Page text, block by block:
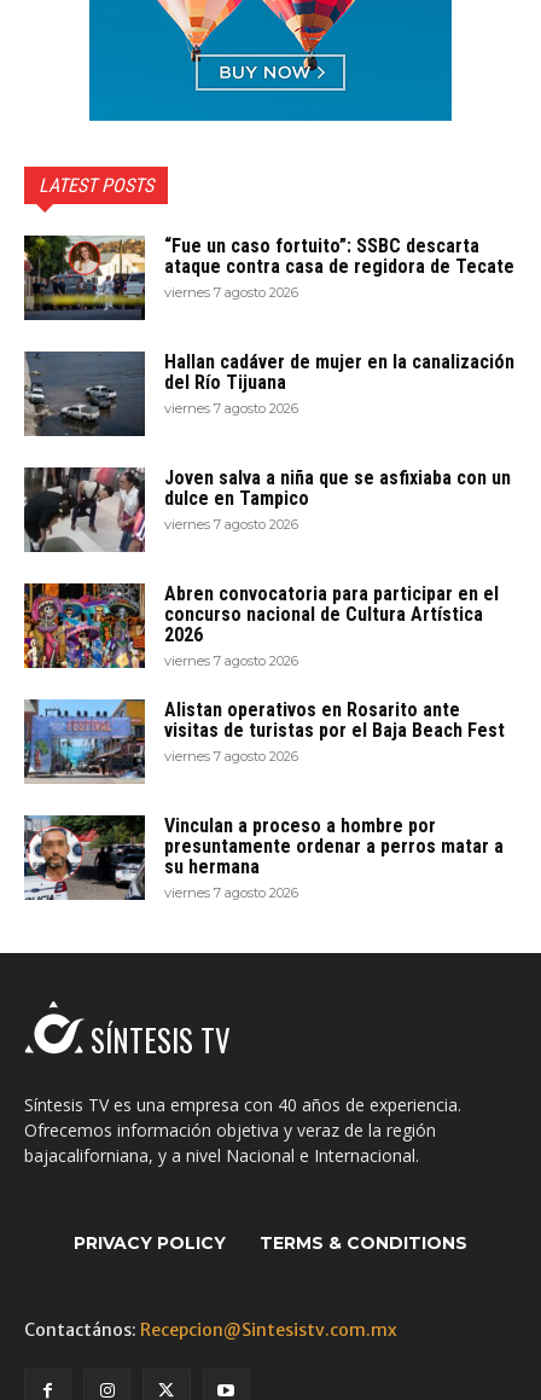
LATEST POSTS
“Fue un caso fortuito”: SSBC descarta
ataque contra casa de regidora de Tecate
viernes 7 agosto 2026
Hallan cadáver de mujer en la canalización
del Río Tijuana
viernes 7 agosto 2026
Joven salva a niña que se asfixiaba con un
dulce en Tampico
viernes 7 agosto 2026
Abren convocatoria para participar en el
concurso nacional de Cultura Artística
2026
viernes 7 agosto 2026
Alistan operativos en Rosarito ante
visitas de turistas por el Baja Beach Fest
viernes 7 agosto 2026
Vinculan a proceso a hombre por
presuntamente ordenar a perros matar a
su hermana
viernes 7 agosto 2026
SÍNTESIS TV
Síntesis TV es una empresa con 40 años de experiencia.
Ofrecemos información objetiva y veraz de la región
bajacaliforniana, y a nivel Nacional e Internacional.
PRIVACY POLICY TERMS & CONDITIONS
Contactános: Recepcion@Sintesistv.com.mx